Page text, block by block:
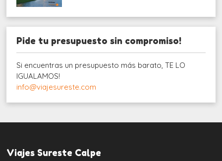
Pide tu presupuesto sin compromiso!
Si encuentras un presupuesto más barato, TE LO
IGUALAMOS!
info@viajesureste.com
Viajes Sureste Calpe